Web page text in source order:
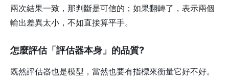
兩次結果一致，那判斷是可信的；如果翻轉了，表示兩個
輸出差異太小，不如直接算平手。
怎麼評估「評估器本身」的品質?
既然評估器也是模型，當然也要有指標來衡量它好不好。